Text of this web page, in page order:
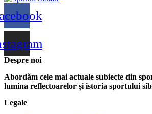
Despre noi
Abordăm cele mai actuale subiecte din
lumina reflectoarelor și istoria sportului
Legale